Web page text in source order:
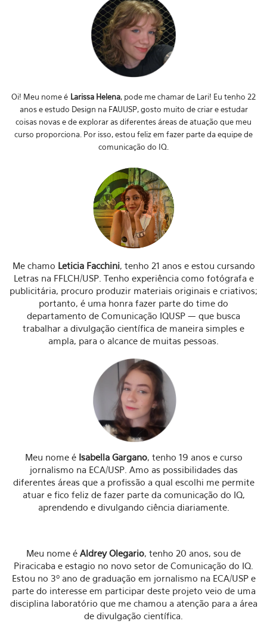
Oi! Meu nome é Larissa Helena, pode me chamar de Lari! Eu tenho 22
anos e estudo Design na FAUUSP, gosto muito de criar e estudar
coisas novas e de explorar as diferentes áreas de atuação que meu
curso proporciona. Por isso, estou feliz em fazer parte da equipe de
comunicação do IQ
Me chamo Leticia Facchini, tenho 21 anos e estou cursando
Letras na FFLCH/USP. Tenho experiência como fotógrafa e
publicitária, procuro produzir materiais originais e criativos;
portanto, é uma honra fazer parte do time do
departamento de Comunicação IQUSP — que busca
trabalhar a divulgação científica de maneira simples e
ampla, para o alcance de muitas pessoas.
Meu nome é Isabella Gargano, tenho 19 anos e curso
jornalismo na ECA/USP. Amo as possibilidades das
diferentes áreas que a profissão a qual escolhi me permite
atuar e fico feliz de fazer parte da comunicação do IQ,
aprendendo e divulgando ciência diariamente.
Meu nome é Aldrey Olegario, tenho 20 anos, sou de
Piracicaba e estagio no novo setor de Comunicação do IQ.
Estou no 3º ano de graduação em jornalismo na ECA/USP e
parte do interesse em participar deste projeto veio de uma
disciplina laboratório que me chamou a atenção para a área
de divulgação científica.